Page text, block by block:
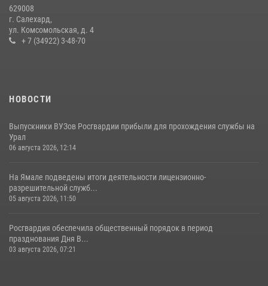
14 июля 2026, 06:53
629008
г. Салехард,
ул. Комсомольская, д. 4
+ 7 (34922) 3-48-70
НОВОСТИ
Выпускники ВУЗов Росгвардии прибыли для прохождения службы на
Урал
06 августа 2026, 12:14
На Ямале подведены итоги деятельности лицензионно-
разрешительной служб...
05 августа 2026, 11:50
Росгвардия обеспечила общественный порядок в период
празднования Дня В...
03 августа 2026, 07:21